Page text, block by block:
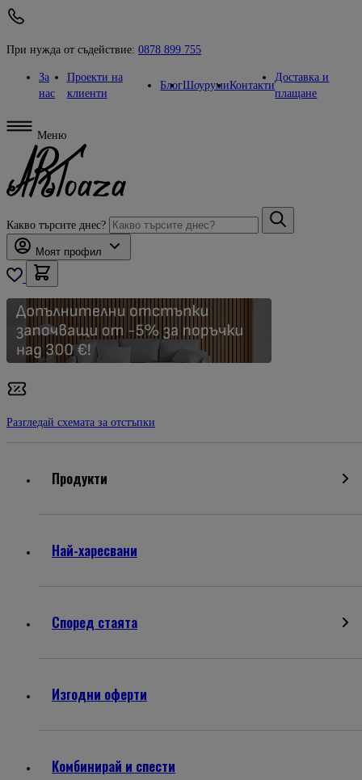
При нужда от съдействие: 0878 899 755
За
нас
Проекти на
клиенти
БлогШоурумиКонтакти
Доставка и
плащане
Меню
Какво търсите днес?
Моят профил
Разгледай схемата за отстъпки
Продукти
Най-харесвани
Според стаята
Изгодни оферти
Комбинирай и спести